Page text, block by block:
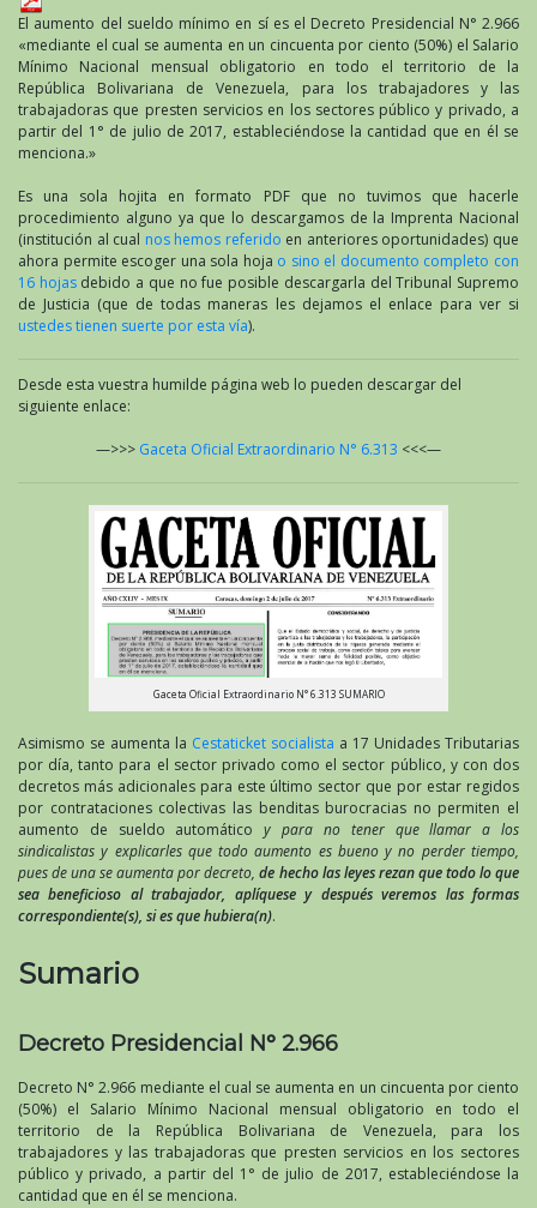
El aumento del sueldo mínimo en sí es el Decreto Presidencial N° 2.966
«mediante el cual se aumenta en un cincuenta por ciento (50%) el Salario
Mínimo Nacional mensual obligatorio en todo el territorio de la
República Bolivariana de Venezuela, para los trabajadores y las
trabajadoras que presten servicios en los sectores público y privado, a
partir del 1° de julio de 2017, estableciéndose la cantidad que en él se
menciona.»
Es una sola hojita en formato PDF que no tuvimos que hacerle
procedimiento alguno ya que lo descargamos de la Imprenta Nacional
(institución al cual nos hemos referido en anteriores oportunidades) que
ahora permite escoger una sola hoja o sino el documento completo con
16 hojas debido a que no fue posible descargarla del Tribunal Supremo
de Justicia (que de todas maneras les dejamos el enlace para ver si
ustedes tienen suerte por esta vía).
Desde esta vuestra humilde página web lo pueden descargar del
siguiente enlace:
—>>> Gaceta Oficial Extraordinario N° 6.313 <<<—
Gaceta Oficial Extraordinario N° 6.313 SUMARIO
Asimismo se aumenta la Cestaticket socialista a 17 Unidades Tributarias
por día, tanto para el sector privado como el sector público, y con dos
decretos más adicionales para este último sector que por estar regidos
por contrataciones colectivas las benditas burocracias no permiten el
aumento de sueldo automáticoy para no tener que llamar a los
sindicalistas y explicarles que todo aumento es bueno y no perder tiempo,
pues de una se aumenta por decreto,de hecho las leyes rezan que todo lo que
sea beneficioso al trabajador, aplíquese y después veremos las formas
correspondiente(s), si es que hubiera(n).
Sumario
Decreto Presidencial N° 2.966
Decreto N° 2.966 mediante el cual se aumenta en un cincuenta por ciento
(50%) el Salario Mínimo Nacional mensual obligatorio en todo el
territorio de la República Bolivariana de Venezuela, para los
trabajadores y las trabajadoras que presten servicios en los sectores
público y privado, a partir del 1° de julio de 2017, estableciéndose la
cantidad que en él se menciona.